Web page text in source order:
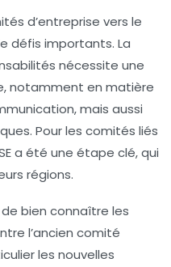
d’entreprise vers le
défis importants. La
nécessite une
notamment en matière
mais aussi
Pour les comités liés
a été une étape clé, qui
régions.
bien connaître les
l’ancien comité
les nouvelles